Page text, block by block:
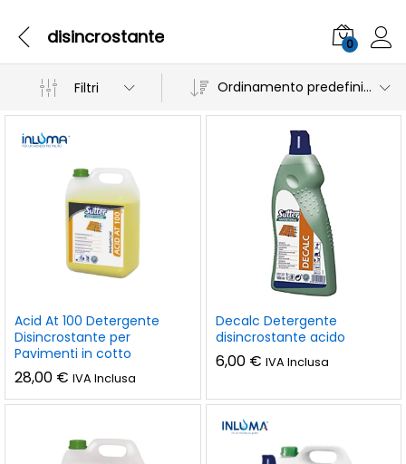
disincrostante 0
Filtri Ordinamento predefinito
Acid At 100 Detergente
Disincrostante per
Pavimenti in cotto
28,00 € IVA Inclusa
Decalc Detergente
disincrostante acido
6,00 € IVA Inclusa